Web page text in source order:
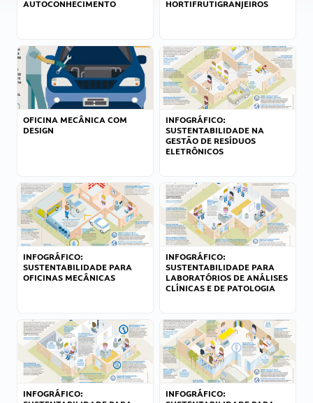
AUTOCONHECIMENTO
HORTIFRUTIGRANJEIROS
OFICINA MECÂNICA COM
DESIGN
INFOGRÁFICO:
SUSTENTABILIDADE NA
GESTÃO DE RESÍDUOS
ELETRÔNICOS
INFOGRÁFICO:
SUSTENTABILIDADE PARA
OFICINAS MECÂNICAS
INFOGRÁFICO:
SUSTENTABILIDADE PARA
LABORATÓRIOS DE ANÁLISES
CLÍNICAS E DE PATOLOGIA
INFOGRÁFICO:
INFOGRÁFICO: